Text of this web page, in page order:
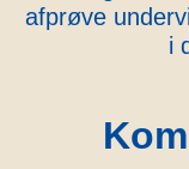
afprøve
i